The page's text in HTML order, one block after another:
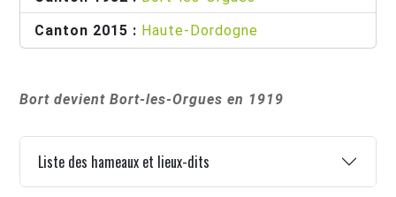
Canton 2015 : Haute-Dordogne
Bort devient Bort-les-Orgues en 1919
Liste des hameaux et lieux-dits